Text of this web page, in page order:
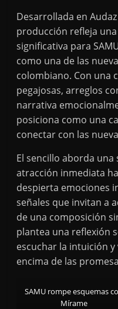
Desarrollada en
producción refleja
significativa para
como una de las
colombiano. Con una
pegajosas, arreglos
narrativa
posiciona como una
conectar con las
El sencillo aborda
atracción inmediata
despierta emociones
señales que invitan a
de una composición
plantea una reflexión
escuchar la intuición
encima de las
SAMU rompe esquemas
Mírame